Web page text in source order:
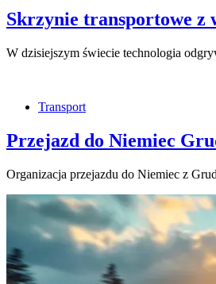
Skrzynie transportowe z
W dzisiejszym świecie technologia
Transport
Przejazd do Niemiec
Organizacja przejazdu do Niemiec z